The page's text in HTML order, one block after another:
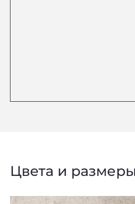
Цвета и размеры